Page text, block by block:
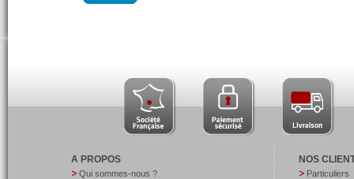
A PROPOS
Qui sommes-nous ?
NOS
Particuliers